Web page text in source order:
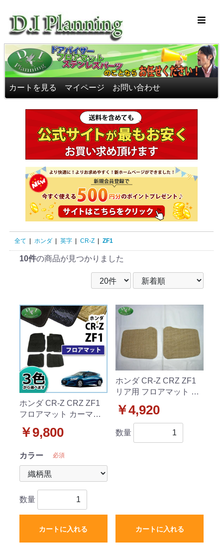
カートを見る マイページ お問い合わせ
全て | ホンダ | 英字 | CR-Z | ZF1
10件の商品が見つかりました
ホンダ CR-Z CRZ ZF1
フロアマット カーマッ
品
￥9,800
カラー 必須
数量
カートに入れる
ホンダ CR-Z CRZ ZF1
リア用 フロアマット カ
ーマット 織柄C社外新
品 2列目のみ
￥4,920
数量
カートに入れる